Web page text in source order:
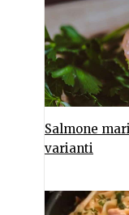
Salmone
varianti